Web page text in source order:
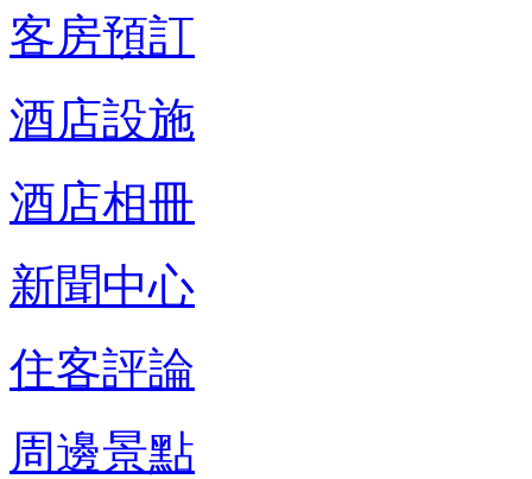
客房預訂
酒店設施
酒店相冊
新聞中心
住客評論
周邊景點